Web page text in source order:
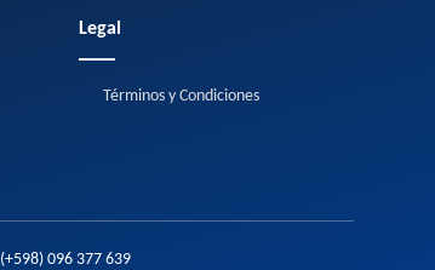
Legal
Términos y Condiciones
(+598) 096 377 639